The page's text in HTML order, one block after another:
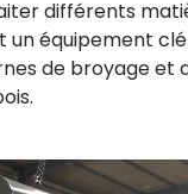
différents
un équipement
de broyage et